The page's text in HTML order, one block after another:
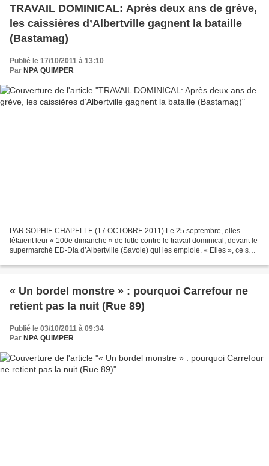
TRAVAIL DOMINICAL: Après deux ans de grève,
les caissières d’Albertville gagnent la bataille
(Bastamag)
Publié le 17/10/2011 à 13:10
Par NPA QUIMPER
PAR SOPHIE CHAPELLE (17 OCTOBRE 2011) Le 25 septembre, elles
fêtaient leur « 100e dimanche » de lutte contre le travail dominical, devant le
supermarché ED-Dia d’Albertville (Savoie) qui les emploie. « Elles », ce sont
« Un bordel monstre » : pourquoi Carrefour ne
retient pas la nuit (Rue 89)
Publié le 03/10/2011 à 09:34
Par NPA QUIMPER